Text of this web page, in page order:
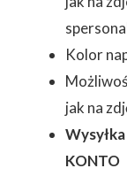
Kolor
jak na
KONTO